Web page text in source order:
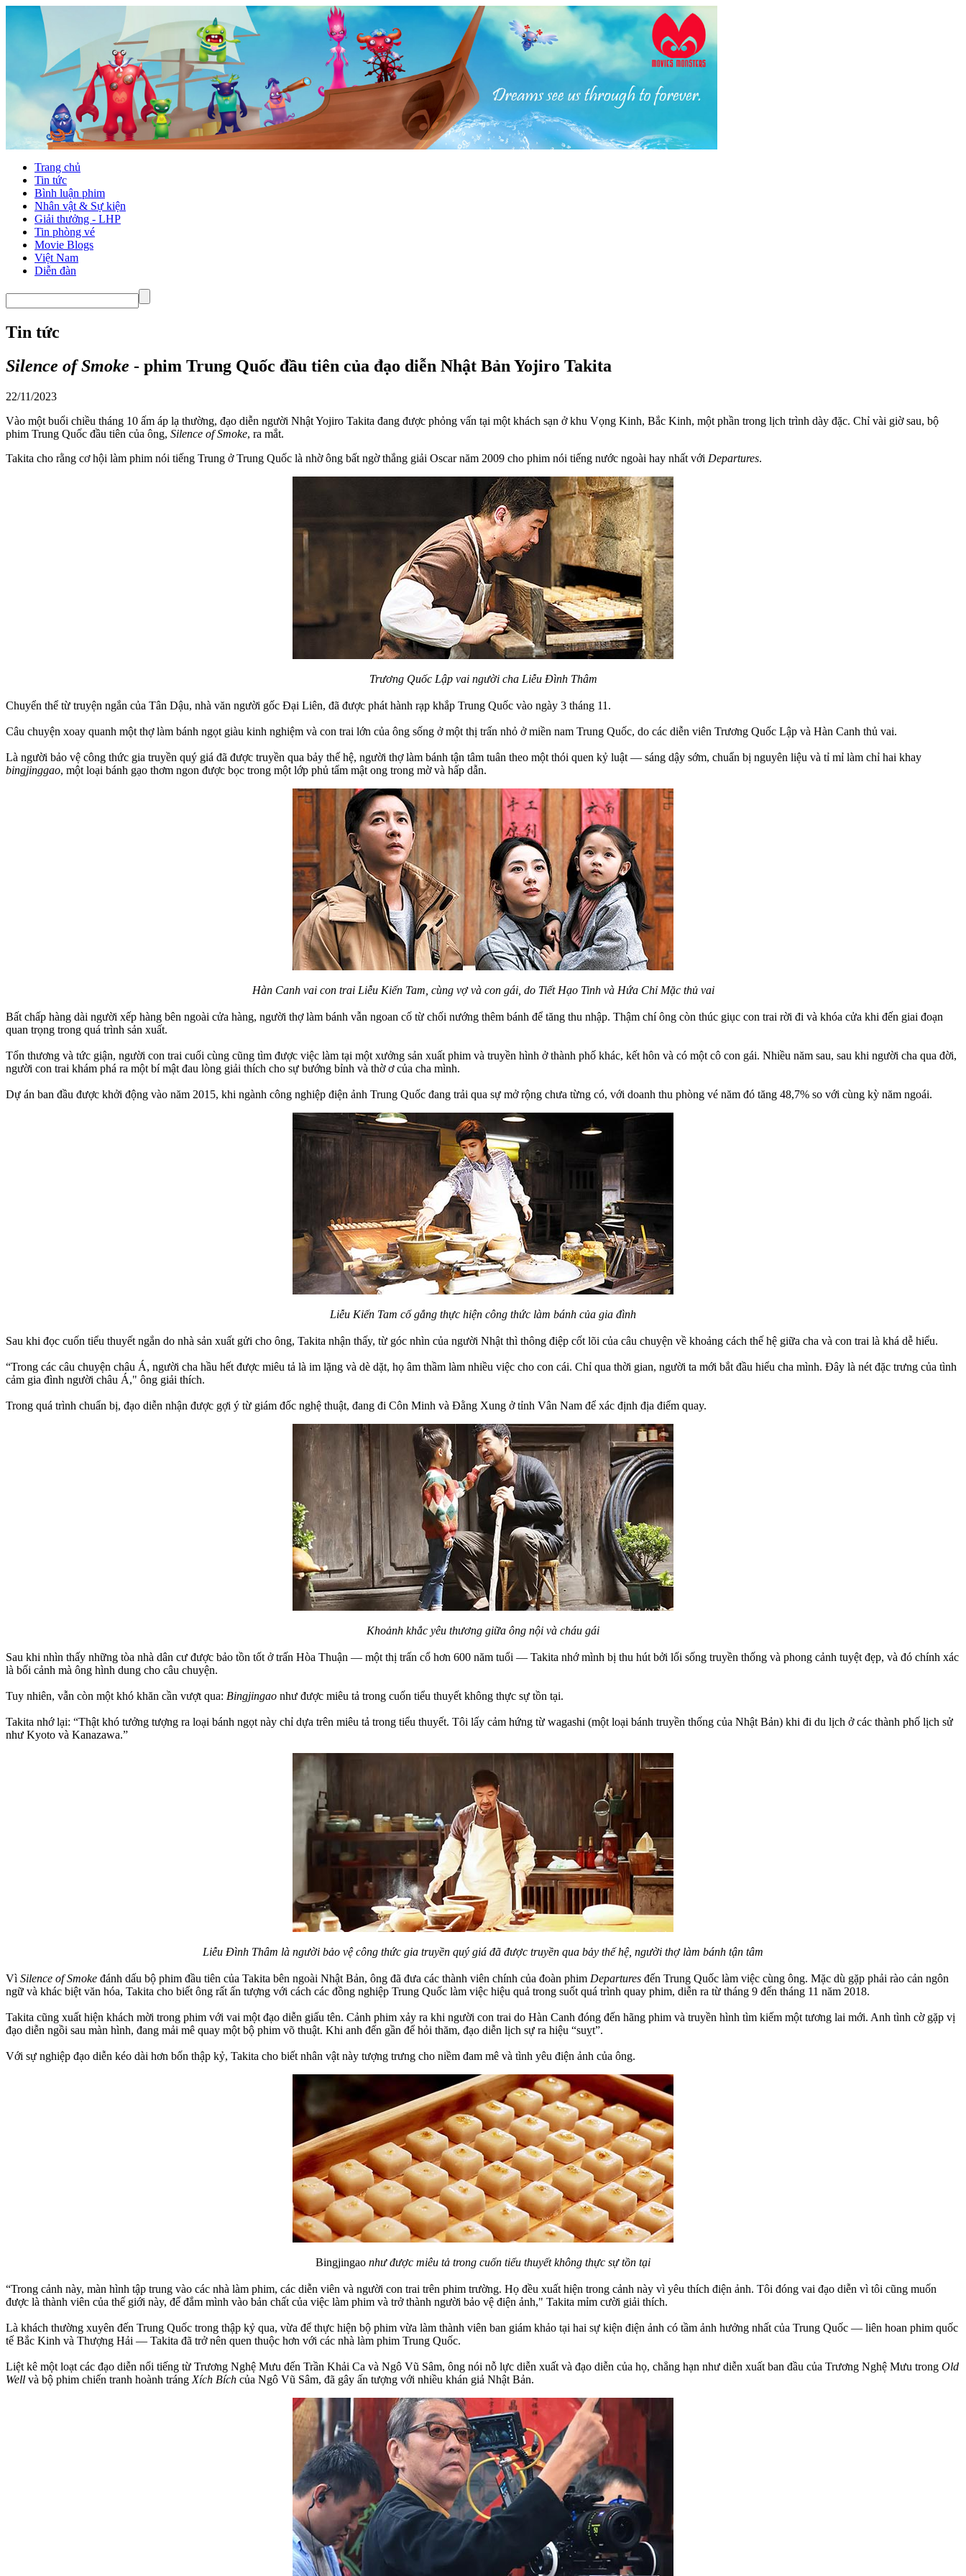
Trang chủ
Tin tức
Bình luận phim
Nhân vật & Sự kiện
Giải thưởng - LHP
Tin phòng vé
Movie Blogs
Việt Nam
Diễn đàn
Tin tức
Silence of Smoke - phim Trung Quốc đầu tiên của đạo diễn Nhật Bản Yojiro Takita
22/11/2023
Vào một buổi chiều tháng 10 ấm áp lạ thường, đạo diễn người Nhật Yojiro Takita đang được phỏng vấn tại một khách sạn ở khu Vọng Kinh, Bắc Kinh, một phần trong lịch trình dày đặc. Chỉ vài giờ sau, bộ
phim Trung Quốc đầu tiên của ông, Silence of Smoke, ra mắt.
Takita cho rằng cơ hội làm phim nói tiếng Trung ở Trung Quốc là nhờ ông bất ngờ thắng giải Oscar năm 2009 cho phim nói tiếng nước ngoài hay nhất với Departures.
Trương Quốc Lập vai người cha Liễu Đình Thâm
Chuyển thể từ truyện ngắn của Tân Dậu, nhà văn người gốc Đại Liên, đã được phát hành rạp khắp Trung Quốc vào ngày 3 tháng 11.
Câu chuyện xoay quanh một thợ làm bánh ngọt giàu kinh nghiệm và con trai lớn của ông sống ở một thị trấn nhỏ ở miền nam Trung Quốc, do các diễn viên Trương Quốc Lập và Hàn Canh thủ vai.
Là người bảo vệ công thức gia truyền quý giá đã được truyền qua bảy thế hệ, người thợ làm bánh tận tâm tuân theo một thói quen kỷ luật — sáng dậy sớm, chuẩn bị nguyên liệu và tỉ mỉ làm chỉ hai khay
bingjinggao, một loại bánh gạo thơm ngon được bọc trong một lớp phủ tẩm mật ong trong mờ và hấp dẫn.
Hàn Canh vai con trai Liễu Kiến Tam, cùng vợ và con gái, do Tiết Hạo Tinh và Hứa Chỉ Mặc thủ vai
Bất chấp hàng dài người xếp hàng bên ngoài cửa hàng, người thợ làm bánh vẫn ngoan cố từ chối nướng thêm bánh để tăng thu nhập. Thậm chí ông còn thúc giục con trai rời đi và khóa cửa khi đến giai đoạn
quan trọng trong quá trình sản xuất.
Tổn thương và tức giận, người con trai cuối cùng cũng tìm được việc làm tại một xưởng sản xuất phim và truyền hình ở thành phố khác, kết hôn và có một cô con gái. Nhiều năm sau, sau khi người cha qua đời,
người con trai khám phá ra một bí mật đau lòng giải thích cho sự bướng bỉnh và thờ ơ của cha mình.
Dự án ban đầu được khởi động vào năm 2015, khi ngành công nghiệp điện ảnh Trung Quốc đang trải qua sự mở rộng chưa từng có, với doanh thu phòng vé năm đó tăng 48,7% so với cùng kỳ năm ngoái.
Liễu Kiến Tam cố gắng thực hiện công thức làm bánh của gia đình
Sau khi đọc cuốn tiểu thuyết ngắn do nhà sản xuất gửi cho ông, Takita nhận thấy, từ góc nhìn của người Nhật thì thông điệp cốt lõi của câu chuyện về khoảng cách thế hệ giữa cha và con trai là khá dễ hiểu.
“Trong các câu chuyện châu Á, người cha hầu hết được miêu tả là im lặng và dè dặt, họ âm thầm làm nhiều việc cho con cái. Chỉ qua thời gian, người ta mới bắt đầu hiểu cha mình. Đây là nét đặc trưng của tình
cảm gia đình người châu Á," ông giải thích.
Trong quá trình chuẩn bị, đạo diễn nhận được gợi ý từ giám đốc nghệ thuật, đang đi Côn Minh và Đằng Xung ở tỉnh Vân Nam để xác định địa điểm quay.
Khoảnh khắc yêu thương giữa ông nội và cháu gái
Sau khi nhìn thấy những tòa nhà dân cư được bảo tồn tốt ở trấn Hòa Thuận — một thị trấn cổ hơn 600 năm tuổi — Takita nhớ mình bị thu hút bởi lối sống truyền thống và phong cảnh tuyệt đẹp, và đó chính xác
là bối cảnh mà ông hình dung cho câu chuyện.
Tuy nhiên, vẫn còn một khó khăn cần vượt qua: Bingjingao như được miêu tả trong cuốn tiểu thuyết không thực sự tồn tại.
Takita nhớ lại: “Thật khó tưởng tượng ra loại bánh ngọt này chỉ dựa trên miêu tả trong tiểu thuyết. Tôi lấy cảm hứng từ wagashi (một loại bánh truyền thống của Nhật Bản) khi đi du lịch ở các thành phố lịch sử
như Kyoto và Kanazawa.”
Liễu Đình Thâm là người bảo vệ công thức gia truyền quý giá đã được truyền qua bảy thế hệ, người thợ làm bánh tận tâm
Vì Silence of Smoke đánh dấu bộ phim đầu tiên của Takita bên ngoài Nhật Bản, ông đã đưa các thành viên chính của đoàn phim Departures đến Trung Quốc làm việc cùng ông. Mặc dù gặp phải rào cản ngôn
ngữ và khác biệt văn hóa, Takita cho biết ông rất ấn tượng với cách các đồng nghiệp Trung Quốc làm việc hiệu quả trong suốt quá trình quay phim, diễn ra từ tháng 9 đến tháng 11 năm 2018.
Takita cũng xuất hiện khách mời trong phim với vai một đạo diễn giấu tên. Cảnh phim xảy ra khi người con trai do Hàn Canh đóng đến hãng phim và truyền hình tìm kiếm một tương lai mới. Anh tình cờ gặp vị
đạo diễn ngồi sau màn hình, đang mải mê quay một bộ phim võ thuật. Khi anh đến gần để hỏi thăm, đạo diễn lịch sự ra hiệu “suỵt”.
Với sự nghiệp đạo diễn kéo dài hơn bốn thập kỷ, Takita cho biết nhân vật này tượng trưng cho niềm đam mê và tình yêu điện ảnh của ông.
Bingjingao như được miêu tả trong cuốn tiểu thuyết không thực sự tồn tại
“Trong cảnh này, màn hình tập trung vào các nhà làm phim, các diễn viên và người con trai trên phim trường. Họ đều xuất hiện trong cảnh này vì yêu thích điện ảnh. Tôi đóng vai đạo diễn vì tôi cũng muốn
được là thành viên của thế giới này, để đắm mình vào bản chất của việc làm phim và trở thành người bảo vệ điện ảnh," Takita mỉm cười giải thích.
Là khách thường xuyên đến Trung Quốc trong thập kỷ qua, vừa để thực hiện bộ phim vừa làm thành viên ban giám khảo tại hai sự kiện điện ảnh có tầm ảnh hưởng nhất của Trung Quốc — liên hoan phim quốc
tế Bắc Kinh và Thượng Hải — Takita đã trở nên quen thuộc hơn với các nhà làm phim Trung Quốc.
Liệt kê một loạt các đạo diễn nổi tiếng từ Trương Nghệ Mưu đến Trần Khải Ca và Ngô Vũ Sâm, ông nói nỗ lực diễn xuất và đạo diễn của họ, chẳng hạn như diễn xuất ban đầu của Trương Nghệ Mưu trong Old
Well và bộ phim chiến tranh hoành tráng Xích Bích của Ngô Vũ Sâm, đã gây ấn tượng với nhiều khán giả Nhật Bản.